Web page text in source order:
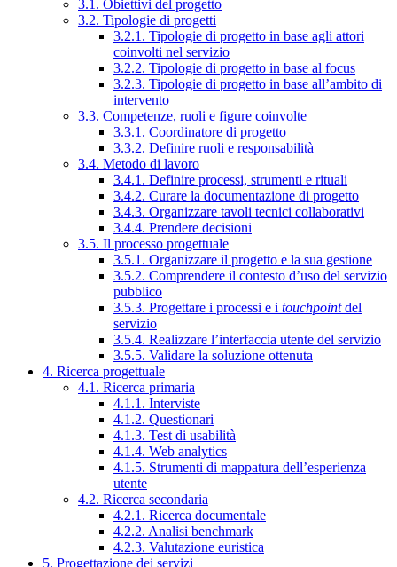
3.1. Obiettivi del progetto
3.2. Tipologie di progetti
3.2.1. Tipologie di progetto in base agli attori
coinvolti nel servizio
3.2.2. Tipologie di progetto in base al focus
3.2.3. Tipologie di progetto in base all’ambito di
intervento
3.3. Competenze, ruoli e figure coinvolte
3.3.1. Coordinatore di progetto
3.3.2. Definire ruoli e responsabilità
3.4. Metodo di lavoro
3.4.1. Definire processi, strumenti e rituali
3.4.2. Curare la documentazione di progetto
3.4.3. Organizzare tavoli tecnici collaborativi
3.4.4. Prendere decisioni
3.5. Il processo progettuale
3.5.1. Organizzare il progetto e la sua gestione
3.5.2. Comprendere il contesto d’uso del servizio
pubblico
3.5.3. Progettare i processi e i touchpointdel
servizio
3.5.4. Realizzare l’interfaccia utente del servizio
3.5.5. Validare la soluzione ottenuta
4. Ricerca progettuale
4.1. Ricerca primaria
4.1.1. Interviste
4.1.2. Questionari
4.1.3. Test di usabilità
4.1.4. Web analytics
4.1.5. Strumenti di mappatura dell’esperienza
utente
4.2. Ricerca secondaria
4.2.1. Ricerca documentale
4.2.2. Analisi benchmark
4.2.3. Valutazione euristica
5. Progettazione dei servizi